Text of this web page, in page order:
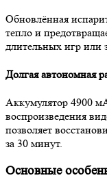
Обновлённая
тепло и
длительных игр или
Долгая автономная
Аккумулятор 4900
воспроизведения
позволяет
за 30 минут.
Основные